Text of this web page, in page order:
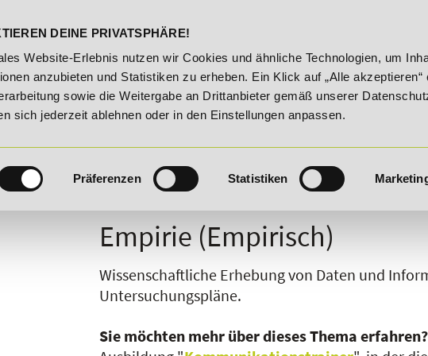
DEINE PRIVATSPHÄRE!
Website-Erlebnis nutzen wir Cookies und ähnliche Technologien, um
anzubieten und Statistiken zu erheben. Ein Klick auf „Alle akzeptieren“
sowie die Weitergabe an Drittanbieter gemäß unserer
sich jederzeit ablehnen oder in den Einstellungen anpassen.
Präferenzen Statistiken
- Bildungsroute! 20% Rabatt bis 03.09.2026 - Bildungsroute!
G H K L O P
Empirie (Empirisch)
Wissenschaftliche Erhebung von Daten und
Untersuchungspläne.
Sie möchten mehr über dieses Thema erfahren?